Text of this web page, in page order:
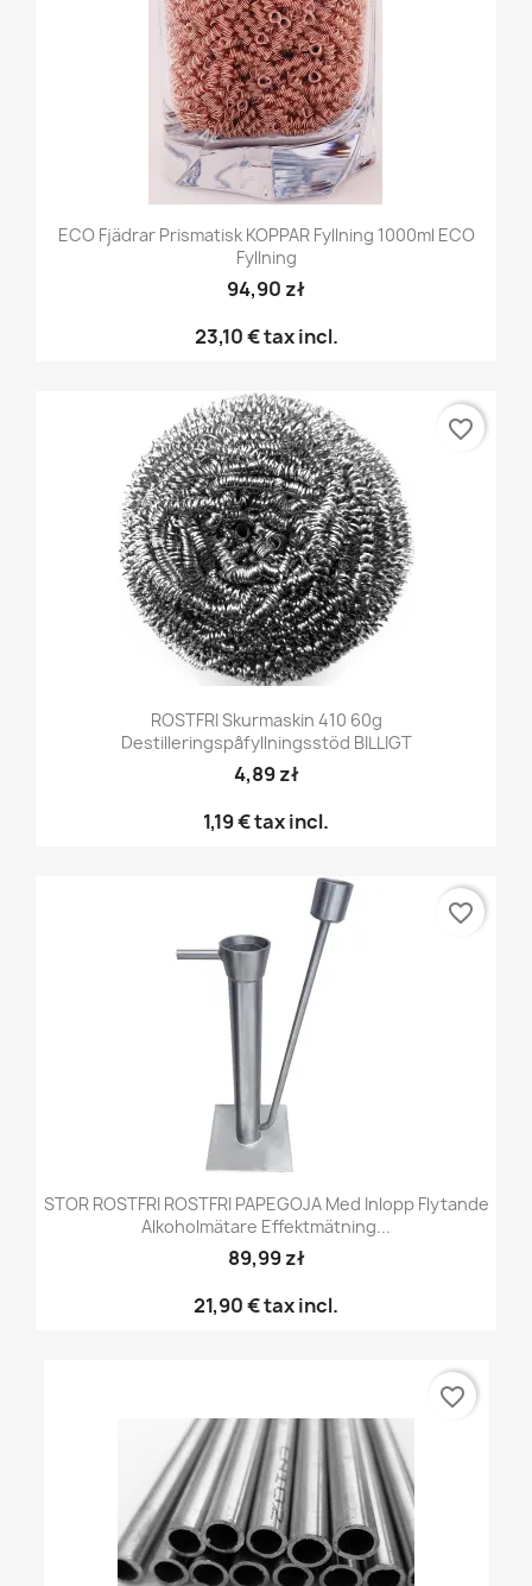
ECO Fjädrar Prismatisk KOPPAR Fyllning 1000ml ECO
Fyllning
94,90 zł
23,10 €tax incl.
ROSTFRI Skurmaskin 410 60g
Destilleringspåfyllningsstöd BILLIGT
4,89 zł
1,19 €tax incl.
favorite_border
STOR ROSTFRI ROSTFRI PAPEGOJA Med Inlopp Flytande
Alkoholmätare Effektmätning...
89,99 zł
21,90 €tax incl.
favorite_border
favorite_border